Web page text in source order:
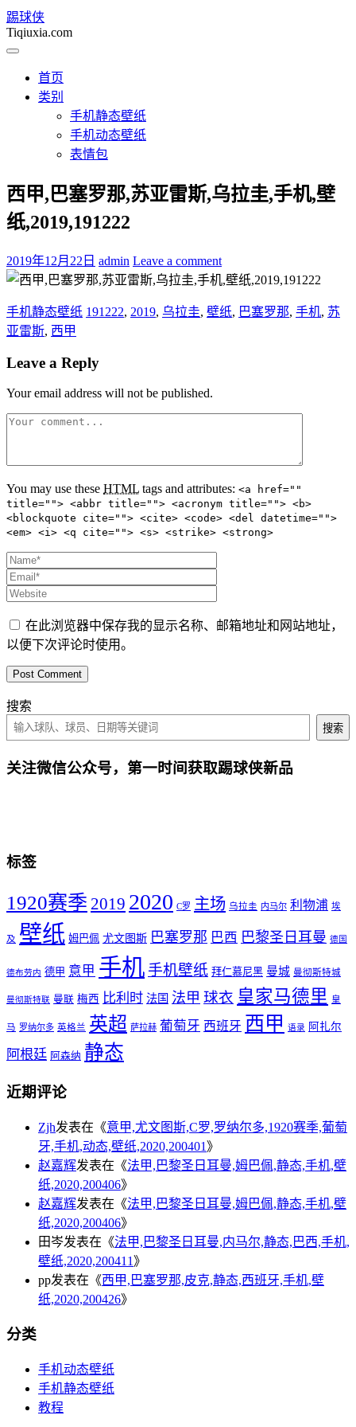
踢球侠
Tiqiuxia.com
首页
类别
手机静态壁纸
手机动态壁纸
表情包
西甲,巴塞罗那,苏亚雷斯,乌拉圭,手机,壁
纸,2019,191222
2019年12月22日 admin Leave a comment
手机静态壁纸 191222, 2019, 乌拉圭, 壁纸, 巴塞罗那, 手机, 苏
亚雷斯, 西甲
Leave a Reply
Your email address will not be published.
You may use these HTML tags and attributes: <a href=""
title=""> <abbr title=""> <acronym title=""> <b>
<blockquote cite=""> <cite> <code> <del datetime="">
<em> <i> <q cite=""> <s> <strike> <strong>
在此浏览器中保存我的显示名称、邮箱地址和网站地址，
以便下次评论时使用。
搜索
搜索
关注微信公众号，第一时间获取踢球侠新品
标签
1920赛季 2019 2020 C罗 主场 乌拉圭 内马尔 利物浦 埃
及 壁纸 姆巴佩 尤文图斯 巴塞罗那 巴西 巴黎圣日耳曼 德国
德布劳内 德甲 意甲 手机 手机壁纸 拜仁慕尼黑 曼城 曼彻斯特城
曼彻斯特联 曼联 梅西 比利时 法国 法甲 球衣 皇家马德里 皇
马 罗纳尔多 英格兰 英超 萨拉赫 葡萄牙 西班牙 西甲 语录 阿扎尔
阿根廷 阿森纳 静态
近期评论
Zjh发表在《意甲,尤文图斯,C罗,罗纳尔多,1920赛季,葡萄
牙,手机,动态,壁纸,2020,200401 》
赵嘉辉发表在《法甲,巴黎圣日耳曼,姆巴佩,静态,手机,壁
纸,2020,200406》
赵嘉辉发表在《法甲,巴黎圣日耳曼,姆巴佩,静态,手机,壁
纸,2020,200406》
田岑发表在《法甲,巴黎圣日耳曼,内马尔,静态,巴西,手机,
壁纸,2020,200411 》
pp发表在《西甲,巴塞罗那,皮克,静态,西班牙,手机,壁
纸,2020,200426》
分类
手机动态壁纸
手机静态壁纸
教程